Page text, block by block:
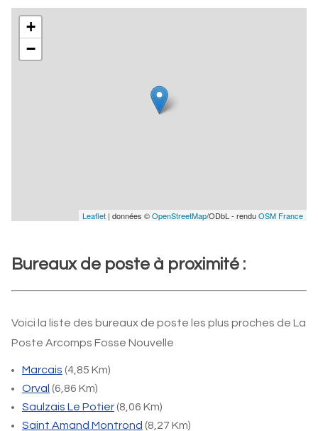
+
−
Leaflet | données ©OpenStreetMap/ODbL - renduOSM France
Bureaux de poste à proximité :
Voici la liste des bureaux de poste les plus proches de La
Poste Arcomps Fosse Nouvelle
Marcais (4,85 Km)
Orval (6,86 Km)
Saulzais Le Potier(8,06 Km)
Saint Amand Montrond (8,27 Km)